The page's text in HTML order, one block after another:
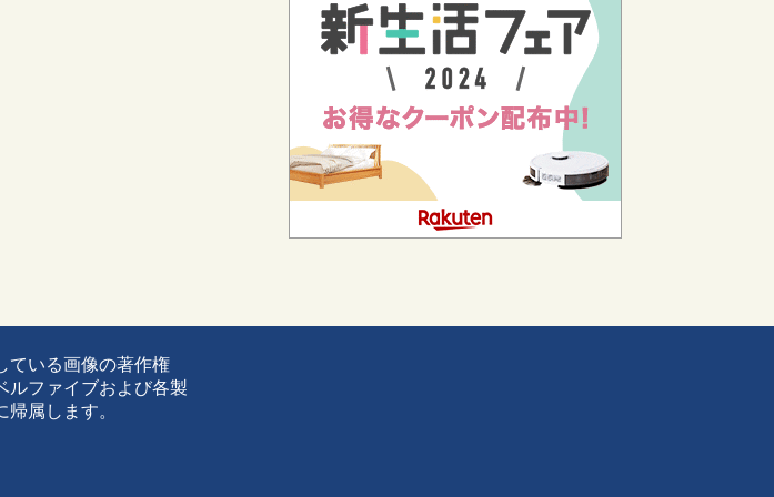
ている画像の著作権
ルファイブおよび各製
属します。